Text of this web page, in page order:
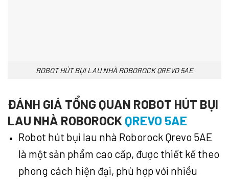
ROBOT HÚT BỤI LAU NHÀ ROBOROCK QREVO 5AE
ĐÁNH GIÁ TỔNG QUAN ROBOT HÚT BỤI
LAU NHÀ ROBOROCK QREVO 5AE
Robot hút bụi lau nhà Roborock Qrevo 5AE
là một sản phẩm cao cấp, được thiết kế theo
phong cách hiện đại, phù hợp với nhiều